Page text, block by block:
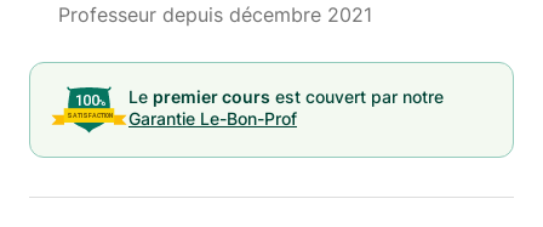
Professeur depuis décembre 2021
Le premier cours est couvert par notre
Garantie Le-Bon-Prof